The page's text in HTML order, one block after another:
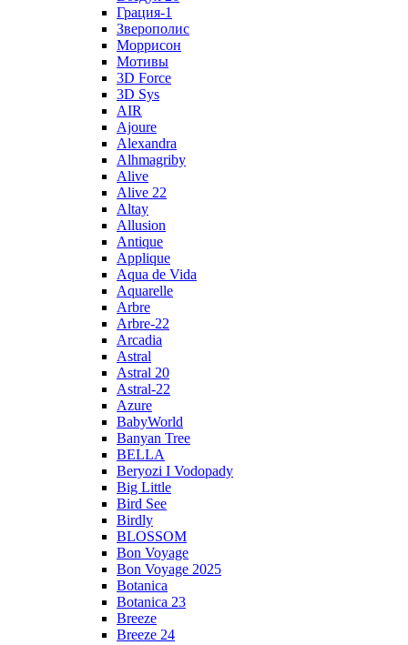
Грация-1
Зверополис
Моррисон
Мотивы
3D Force
3D Sys
AIR
Ajoure
Alexandra
Alhmagriby
Alive
Alive 22
Altay
Allusion
Antique
Applique
Aqua de Vida
Aquarelle
Arbre
Arbre-22
Arcadia
Astral
Astral 20
Astral-22
Azure
BabyWorld
Banyan Tree
BELLA
Beryozi I Vodopady
Big Little
Bird See
Birdly
BLOSSOM
Bon Voyage
Bon Voyage 2025
Botanica
Botanica 23
Breeze
Breeze 24